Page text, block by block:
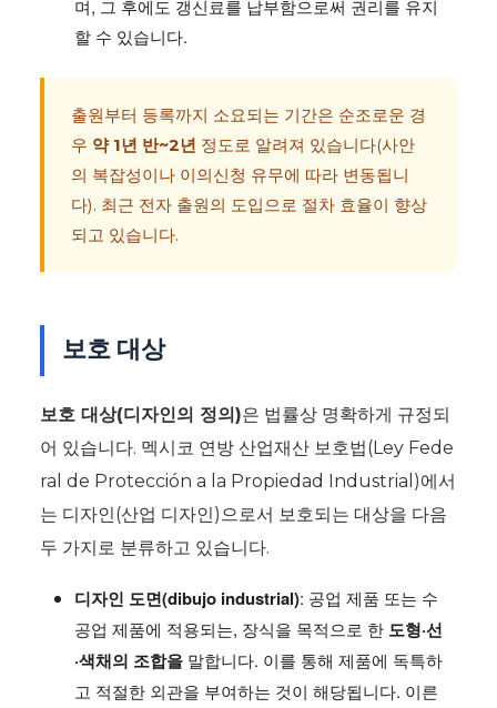
며, 그 후에도 갱신료를 납부함으로써 권리를 유지
할 수 있습니다.
출원부터 등록까지 소요되는 기간은 순조로운 경
우 약 1년 반~2년 정도로 알려져 있습니다(사안
의 복잡성이나 이의신청 유무에 따라 변동됩니
다). 최근 전자 출원의 도입으로 절차 효율이 향상
되고 있습니다.
보호 대상
보호 대상(디자인의 정의)은 법률상 명확하게 규정되
어 있습니다. 멕시코 연방 산업재산 보호법(Ley Fede
ral de Protección a la Propiedad Industrial)에서
는 디자인(산업 디자인)으로서 보호되는 대상을 다음
두 가지로 분류하고 있습니다.
디자인 도면(dibujo industrial): 공업 제품 또는 수
공업 제품에 적용되는, 장식을 목적으로 한 도형·선
·색채의 조합을 말합니다. 이를 통해 제품에 독특하
고 적절한 외관을 부여하는 것이 해당됩니다. 이른